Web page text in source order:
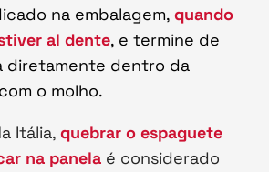
na embalagem,quando
al dente, e termine de
diretamente dentro da
o molho.
Itália,quebrar o espaguete
na panela é considerado